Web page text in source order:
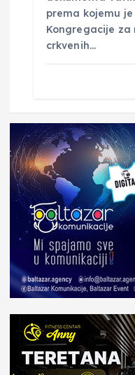
prema kojemu
Kongregacije za
crkvenih…